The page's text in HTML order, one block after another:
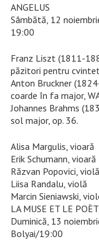
ANGELUS
Sâmbătă, 12
19:00
Franz Liszt (1811-
păzitori pentru
Anton Bruckner
coarde în fa major,
Johannes Brahms
sol major, op. 36.
Alisa Margulis, vioară
Erik Schumann, vioară
Răzvan Popovici, violă
Liisa Randalu, violă
Marcin Sieniawski,
LA MUSE ET LE
Duminică, 13
Bolyai/19:00